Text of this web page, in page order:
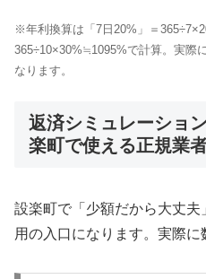
※年利換算は「7日20%」＝
365÷10×30%≒1095%で計算。実際
なります。
返済シミュレーショ
楽町で使える正規業
設楽町で「少額だから大丈夫
用の入口になります。実際に